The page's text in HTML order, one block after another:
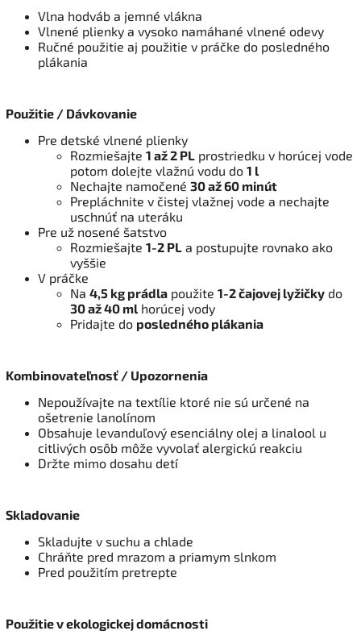
Vlna hodváb a jemné vlákna
Vlnené plienky a vysoko namáhané vlnené odevy
Ručné použitie aj použitie v práčke do posledného
plákania
Použitie / Dávkovanie
Pre detské vlnené plienky
Rozmiešajte 1 až 2 PL prostriedku v horúcej vode
potom dolejte vlažnú vodu do 1 l
Nechajte namočené 30 až 60 minút
Prepláchnite v čistej vlažnej vode a nechajte
uschnúť na uteráku
Pre už nosené šatstvo
Rozmiešajte 1-2 PL a postupujte rovnako ako
vyššie
V práčke
Na 4,5 kg prádla použite 1-2 čajovej lyžičky do
30 až 40 ml horúcej vody
Pridajte do posledného plákania
Kombinovateľnosť / Upozornenia
Nepoužívajte na textílie ktoré nie sú určené na
ošetrenie lanolínom
Obsahuje levanduľový esenciálny olej a linalool u
citlivých osôb môže vyvolať alergickú reakciu
Držte mimo dosahu detí
Skladovanie
Skladujte v suchu a chlade
Chráňte pred mrazom a priamym slnkom
Pred použitím pretrepte
Použitie v ekologickej domácnosti